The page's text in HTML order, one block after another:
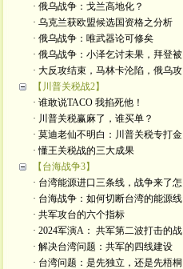
· 俄乌战争：戈兰高地化？
· 乌克兰获欧盟候选国资格之分析
· 俄乌战争：唯武器论可修矣
· 俄乌战争：小泽乞讨未果，拜登被
· 大反攻结束，马林卡沦陷，俄乌攻
【川普关税战2】
· 谁敢说TACO 我掐死他！
· 川普关税赢麻了，谁买单？
· 莫迪老仙不明白：川普关税专打金
· 懂王关税战的三大成果
【台海战争3】
· 台湾能源进口三条线，战争来了怎
· 台海战争：如何切断台湾的能源线
· 共军攻台的六个指标
· 2024军演A： 共军第二波打击的战
· 解决台湾问题：共军的四线建设
· 台湾问题：是先独立，还是先梧桐